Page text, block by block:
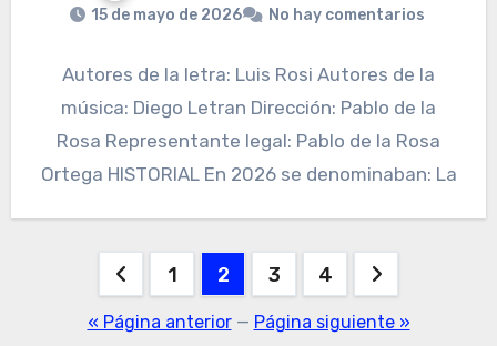
15 de mayo de 2026
No hay comentarios
Autores de la letra: Luis Rosi Autores de la
música: Diego Letran Dirección: Pablo de la
Rosa Representante legal: Pablo de la Rosa
Ortega HISTORIAL En 2026 se denominaban: La
Paginación
1 2 3 4
« Página anterior— Página siguiente »